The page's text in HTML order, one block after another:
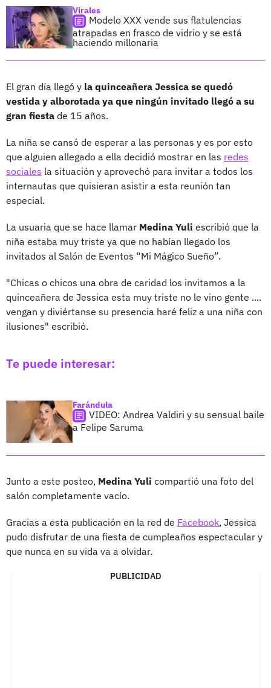
Virales
Modelo XXX vende sus flatulencias
atrapadas en frasco de vidrio y se está
haciendo millonaria
El gran día llegó y la quinceañera Jessica se quedó
vestida y alborotada ya que ningún invitado llegó a su
gran fiesta de 15 años.
La niña se cansó de esperar a las personas y es por esto
que alguien allegado a ella decidió mostrar en las redes
sociales la situación y aprovechó para invitar a todos los
internautas que quisieran asistir a esta reunión tan
especial.
La usuaria que se hace llamar Medina Yuli escribió que la
niña estaba muy triste ya que no habían llegado los
invitados al Salón de Eventos “Mi Mágico Sueño”.
"Chicas o chicos una obra de caridad los invitamos a la
quinceañera de Jessica esta muy triste no le vino gente ....
vengan y diviértanse su presencia haré feliz a una niña con
ilusiones" escribió.
Te puede interesar:
Farándula
VIDEO: Andrea Valdiri y su sensual baile
a Felipe Saruma
Junto a este posteo, Medina Yuli compartió una foto del
salón completamente vacío.
Gracias a esta publicación en la red de Facebook, Jessica
pudo disfrutar de una fiesta de cumpleaños espectacular y
que nunca en su vida va a olvidar.
PUBLICIDAD